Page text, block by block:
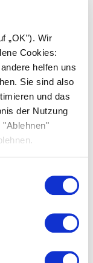
„OK”). Wir
Cookies:
helfen uns
Sie sind also
und das
der Nutzung
Das sind